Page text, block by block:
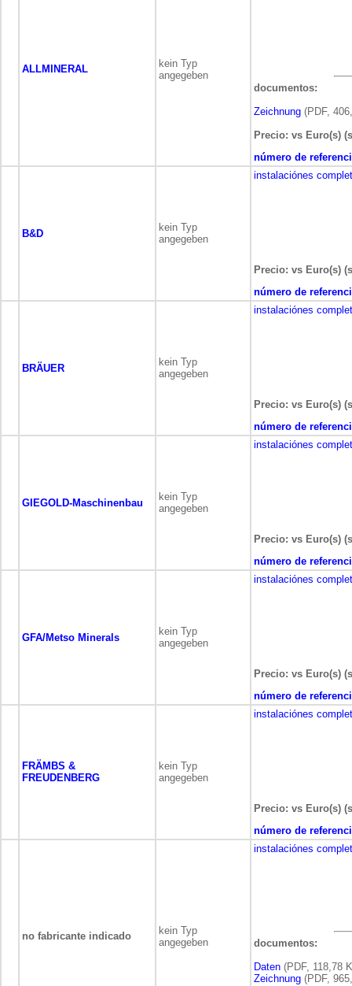
ALLMINERAL
kein Typ
angegeben
documentos:
Zeichnung (PDF,
Precio: vs Euro(s)
número de
B&D
kein Typ
angegeben
instalaciónes
Precio: vs Euro(s)
número de
BRÄUER
kein Typ
angegeben
instalaciónes
Precio: vs Euro(s)
número de
GIEGOLD-Maschinenbau
kein Typ
angegeben
instalaciónes
Precio: vs Euro(s)
número de
GFA/Metso Minerals
kein Typ
angegeben
instalaciónes
Precio: vs Euro(s)
número de
FRÄMBS &
FREUDENBERG
kein Typ
angegeben
instalaciónes
Precio: vs Euro(s)
número de
no fabricante indicado
kein Typ
angegeben
instalaciónes
documentos:
Daten (PDF, 118,78
Zeichnung (PDF,